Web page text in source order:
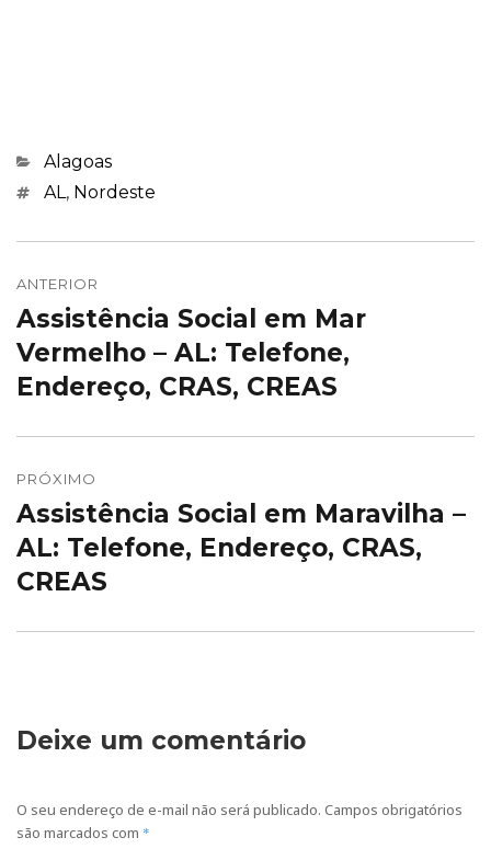
Categorias
Alagoas
Marcações
AL , Nordeste
de
Post
ANTERIOR
Post
anterior:
Assistência Social em Mar
Vermelho – AL: Telefone,
Endereço, CRAS, CREAS
PRÓXIMO
Próximo
post:
Assistência Social em Maravilha –
AL: Telefone, Endereço, CRAS,
CREAS
Deixe um comentário
O seu endereço de e-mail não será publicado. Campos obrigatórios
são marcados com *